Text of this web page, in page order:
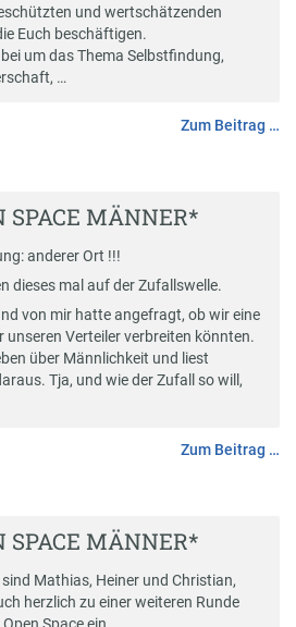
und wertschätzenden
Euch beschäftigen.
um das Thema Selbstfindung,
…
Zum Beitrag …
SPACE MÄNNER*
anderer Ort !!!
dieses mal auf der Zufallswelle.
von mir hatte angefragt, ob wir eine
Verteiler verbreiten könnten.
über Männlichkeit und liest
Tja, und wie der Zufall so will,
Zum Beitrag …
SPACE MÄNNER*
sind Mathias, Heiner und Christian,
herzlich zu einer weiteren Runde